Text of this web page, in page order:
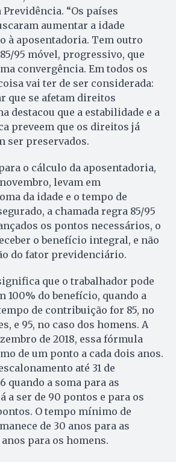
Previdência. “Os países
aumentar a idade
à aposentadoria. Tem outro
95 móvel, progressivo, que
convergência. Em todos os
vai ter de ser considerada:
que se afetam direitos
destacou que a estabilidade e a
preveem que os direitos já
ser preservados.
o cálculo da aposentadoria,
levam em
da idade e o tempo de
a chamada regra 85/95
os pontos necessários, o
o benefício integral, e não
do fator previdenciário.
que o trabalhador pode
100% do benefício, quando a
de contribuição for 85, no
e 95, no caso dos homens. A
de 2018, essa fórmula
de um ponto a cada dois anos.
até 31 de
quando a soma para as
a ser de 90 pontos e para os
O tempo mínimo de
de 30 anos para as
para os homens.